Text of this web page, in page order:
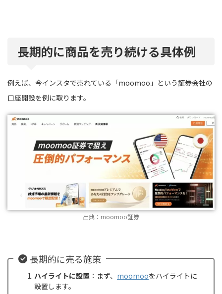
長期的に商品を売り続ける具体例
例えば、今インスタで売れている「moomoo」という証券会社の
口座開設を例に取ります。
出典： moomoo証券
長期的に売る施策
ハイライトに設置 ：まず、 moomooをハイライトに
設置します。